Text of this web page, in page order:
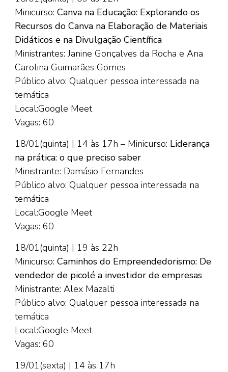
Minicurso: Canva na Educação: Explorando os
Recursos do Canva na Elaboração de Materiais
Didáticos e na Divulgação Científica
Ministrantes: Janine Gonçalves da Rocha e Ana
Carolina Guimarães Gomes
Público alvo: Qualquer pessoa interessada na
temática
Local:Google Meet
Vagas: 60
18/01(quinta) | 14 às 17h – Minicurso: Liderança
na prática: o que preciso saber
Ministrante: Damásio Fernandes
Público alvo: Qualquer pessoa interessada na
temática
Local:Google Meet
Vagas: 60
18/01(quinta) | 19 às 22h
Minicurso: Caminhos do Empreendedorismo: De
vendedor de picolé a investidor de empresas
Ministrante: Alex Mazalti
Público alvo: Qualquer pessoa interessada na
temática
Local:Google Meet
Vagas: 60
19/01(sexta) | 14 às 17h